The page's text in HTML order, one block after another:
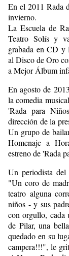
En el 2011 Rada
invierno.
La Escuela de
Teatro Solís y
grabada en CD
al Disco de Oro
a Mejor Álbum
En agosto de
la comedia
'Rada para
dirección de la
Un grupo de
Homenaje a
estreno de 'Rada
Un periodista
"Un coro de
teatro alguna
niños - y sus
con orgullo, cada
de Pilar, una
quedado en su
campera!!!", le